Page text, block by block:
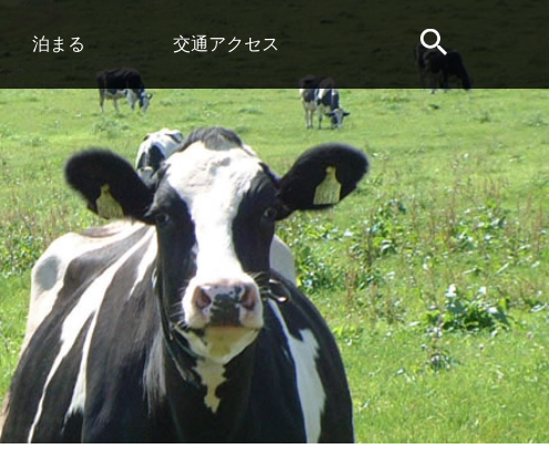
泊まる 交通アクセス